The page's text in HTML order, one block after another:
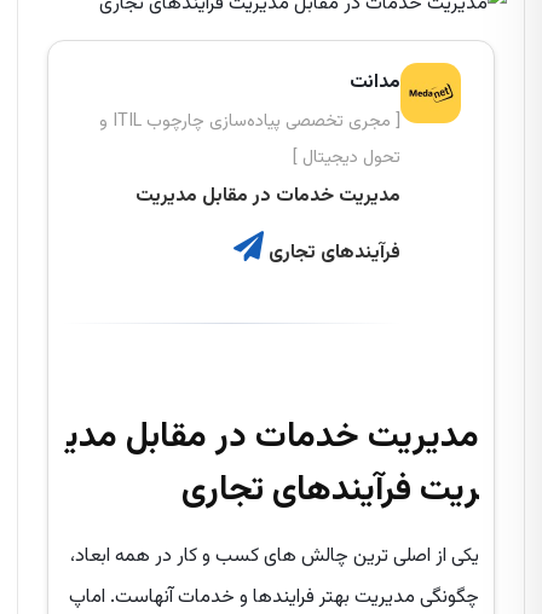
مدانت
[ مجری تخصصی پیاده‌سازی چارچوب ITIL و
تحول دیجیتال ]
مدیریت خدمات در مقابل مدیریت
فرآیندهای تجاری
مدیریت خدمات در مقابل مدی
ریت فرآیندهای تجاری
یکی از اصلی ترین چالش های کسب و کار در همه ابعاد،
چگونگی مدیریت بهتر فرایندها و خدمات آنهاست. اماپ